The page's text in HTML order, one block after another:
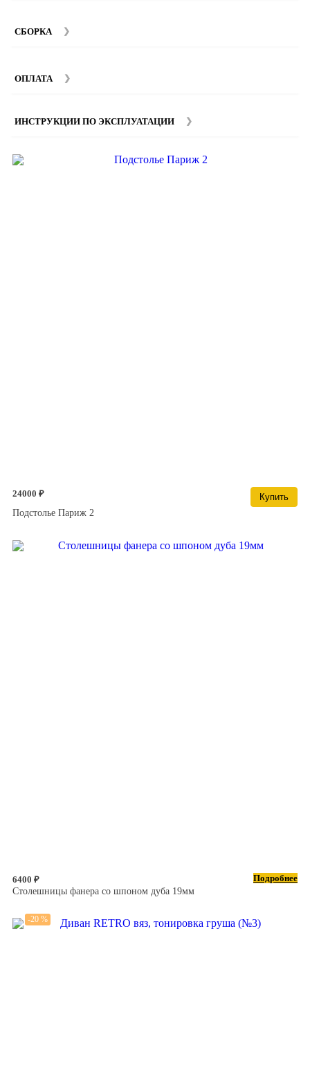
составляет 12 месяцев с момента покупки при
СБОРКА
Стоимость сборки зависит от количества и моделей
ОПЛАТА
ИНСТРУКЦИИ ПО ЭКСПЛУАТАЦИИ
24000 ₽
Купить
Подстолье Париж 2
6400 ₽
Подробнее
Столешницы фанера со шпоном дуба 19мм
-20 %